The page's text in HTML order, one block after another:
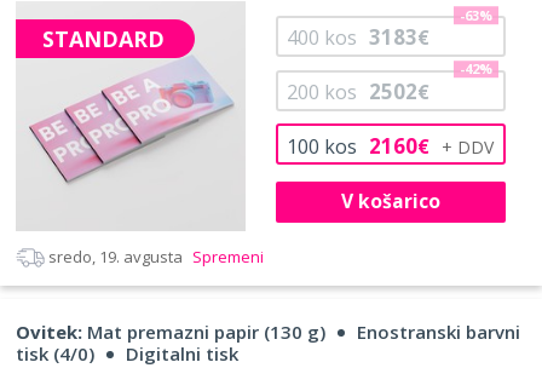
STANDARD
100 kos 2160€
200 kos 2502€
-42%
400 kos 3183€
-63%
V košarico
sredo, 19. avgusta Spremeni
Ovitek: Mat premazni papir (130 g)
Enostranski barvni
tisk (4/0)
Digitalni tisk